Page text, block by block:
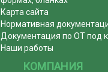
Карта сайта
Нормативная
Документация по ОТ под
Наши работы
КОМПАНИЯ